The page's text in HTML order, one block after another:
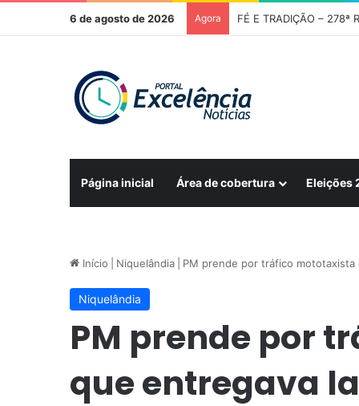
6 de agosto de 2026 Agora
Página inicial Área de cobertura Eleições
Início Niquelândia PM prende por tráfico
Niquelândia
PM prende por
que entregava